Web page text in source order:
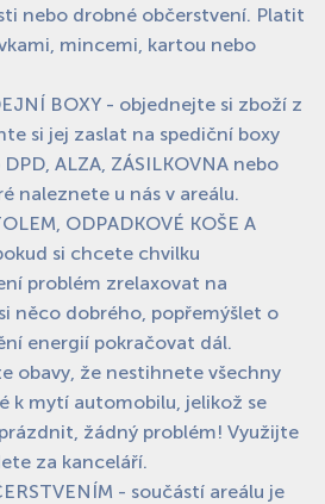
nebo drobné občerstvení. Platit
mincemi, kartou nebo
BOXY - objednejte si zboží z
si jej zaslat na spediční boxy
DPD, ALZA, ZÁSILKOVNA nebo
naleznete u nás v areálu.
ODPADKOVÉ KOŠE A
si chcete chvilku
problém zrelaxovat na
něco dobrého, popřemýšlet o
energií pokračovat dál.
obavy, že nestihnete všechny
k mytí automobilu, jelikož se
žádný problém! Využijte
za kanceláří.
- součástí areálu je